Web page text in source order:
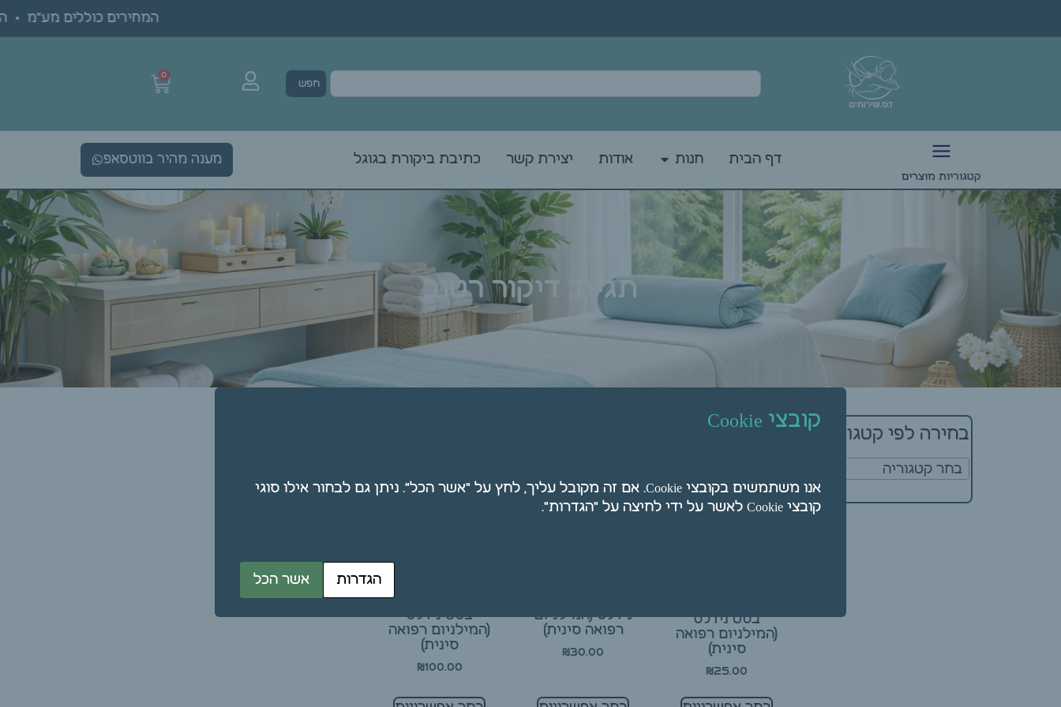
המחירים כוללים מע"מ •
חפש
0
מענה מהיר בווטסאפ
קטגוריות מוצרים
דף הבית חנות אודות יצירת קשר כתיבת ביקורת בגוגל
תגית: דיקור רטוב
בחירה לפי קטגוריה
בחר קטגוריה
מציגים את כל ⁦3⁩ התוצאות
בסט נידלס
(המילניום רפואה
סינית)
₪25.00
נידלס (המילניום
רפואה סינית)
₪30.00
BEST NEEDLES –
בסט נידלס
(המילניום רפואה
סינית)
₪100.00
קובצי Cookie
אנו משתמשים בקובצי Cookie. אם זה מקובל עליך, לחץ על "אשר הכל". ניתן גם לבחור אילו סוגי
קובצי Cookie לאשר על ידי לחיצה על "הגדרות".
הגדרות אשר הכל